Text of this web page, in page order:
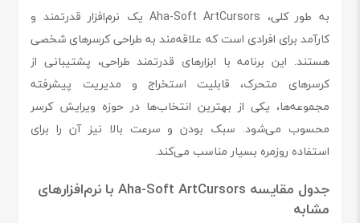
به طور کلی، Aha-Soft ArtCursors یک نرم‌افزار قدرتمند و
کارآمد برای افرادی است که علاقه‌مند به طراحی کرسرهای شخصی
هستند. این برنامه با ابزارهای قدرتمند طراحی، پشتیبانی از
کرسرهای متحرک، قابلیت استخراج و مدیریت پیشرفته
مجموعه‌ها، یکی از بهترین انتخاب‌ها در حوزه ویرایش کرسر
محسوب می‌شود. سبک بودن و سرعت بالا نیز آن را برای
استفاده روزمره بسیار مناسب می‌کند.
جدول مقایسه Aha-Soft ArtCursors با نرم‌افزارهای
مشابه